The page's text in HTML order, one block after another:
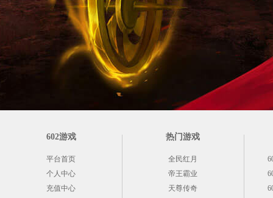
602游戏
平台首页
个人中心
充值中心
热门游戏
全民红月
帝王霸业
天尊传奇